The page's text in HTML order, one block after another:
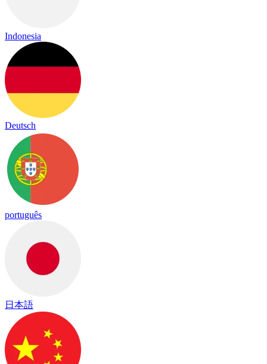
Indonesia
Deutsch
português
日本語